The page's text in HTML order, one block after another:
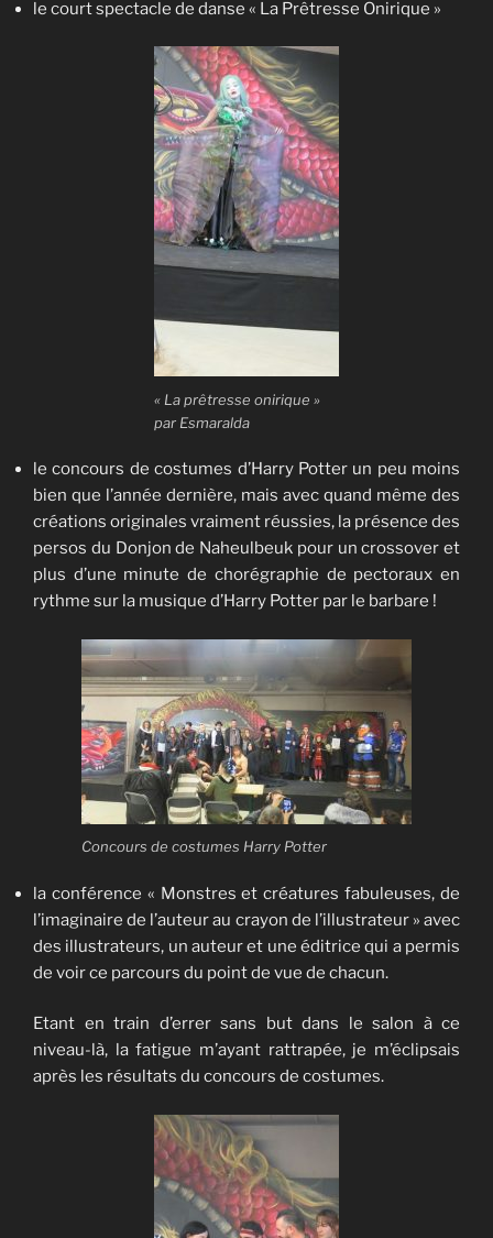
le court spectacle de danse « La Prêtresse Onirique »
« La prêtresse onirique »
par Esmaralda
le concours de costumes d’Harry Potter un peu moins
bien que l’année dernière, mais avec quand même des
créations originales vraiment réussies, la présence des
persos du Donjon de Naheulbeuk pour un crossover et
plus d’une minute de chorégraphie de pectoraux en
rythme sur la musique d’Harry Potter par le barbare !
Concours de costumes Harry Potter
la conférence « Monstres et créatures fabuleuses, de
l’imaginaire de l’auteur au crayon de l’illustrateur » avec
des illustrateurs, un auteur et une éditrice qui a permis
de voir ce parcours du point de vue de chacun.
Etant en train d’errer sans but dans le salon à ce
niveau-là, la fatigue m’ayant rattrapée, je m’éclipsais
après les résultats du concours de costumes.